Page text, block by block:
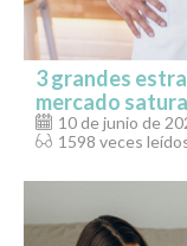
3 grandes
mercado
10 de junio de
1598 veces